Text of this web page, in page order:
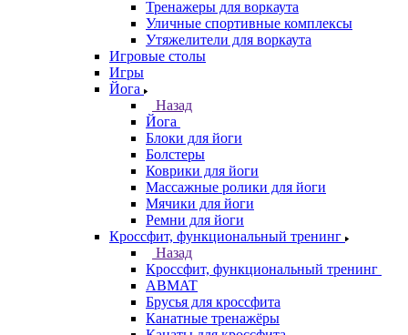
Тренажеры для воркаута
Уличные спортивные комплексы
Утяжелители для воркаута
Игровые столы
Игры
Йога
Назад
Йога
Блоки для йоги
Болстеры
Коврики для йоги
Массажные ролики для йоги
Мячики для йоги
Ремни для йоги
Кроссфит, функциональный тренинг
Назад
Кроссфит, функциональный тренинг
ABMAT
Брусья для кроссфита
Канатные тренажёры